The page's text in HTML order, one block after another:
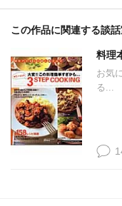
この作品に関連する談
料理
お気
る...